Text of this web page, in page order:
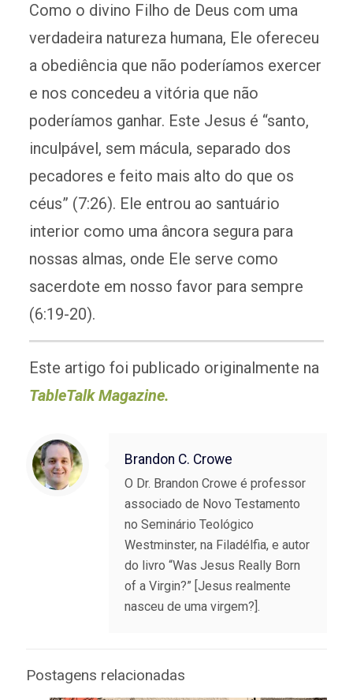
Como o divino Filho de Deus com uma
verdadeira natureza humana, Ele ofereceu
a obediência que não poderíamos exercer
e nos concedeu a vitória que não
poderíamos ganhar. Este Jesus é “santo,
inculpável, sem mácula, separado dos
pecadores e feito mais alto do que os
céus” (7:26). Ele entrou ao santuário
interior como uma âncora segura para
nossas almas, onde Ele serve como
sacerdote em nosso favor para sempre
(6:19-20).
Este artigo foi publicado originalmente na
TableTalk Magazine.
Brandon C. Crowe
O Dr. Brandon Crowe é professor
associado de Novo Testamento
no Seminário Teológico
Westminster, na Filadélfia, e autor
do livro “Was Jesus Really Born
of a Virgin?” [Jesus realmente
nasceu de uma virgem?].
Postagens relacionadas